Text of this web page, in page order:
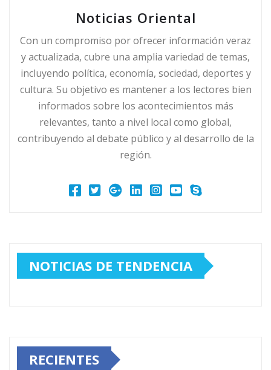
Noticias Oriental
Con un compromiso por ofrecer información veraz
y actualizada, cubre una amplia variedad de temas,
incluyendo política, economía, sociedad, deportes y
cultura. Su objetivo es mantener a los lectores bien
informados sobre los acontecimientos más
relevantes, tanto a nivel local como global,
contribuyendo al debate público y al desarrollo de la
región.
NOTICIAS DE TENDENCIA
RECIENTES